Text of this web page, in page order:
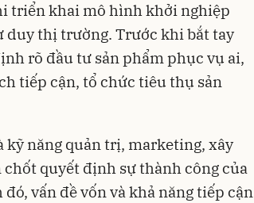
triển khai mô hình khởi nghiệp
duy thị trường. Trước khi bắt tay
rõ đầu tư sản phẩm phục vụ ai,
tiếp cận, tổ chức tiêu thụ sản
kỹ năng quản trị, marketing, xây
quyết định sự thành công của
vấn đề vốn và khả năng tiếp cận